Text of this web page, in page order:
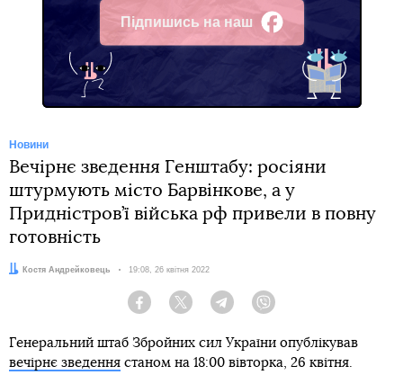
Підпишись на наш
Facebook
Новини
Вечірнє зведення Генштабу: росіяни
штурмують місто Барвінкове, а у
Придністров’ї війська рф привели в повну
готовність
Автор:Костя Андрейковець Дата:
19:08, 26 квітня 2022
Facebook Twitter Telegram
Генеральний штаб Збройних сил України опублікував
вечірнє зведення станом на 18:00 вівторка, 26 квітня.